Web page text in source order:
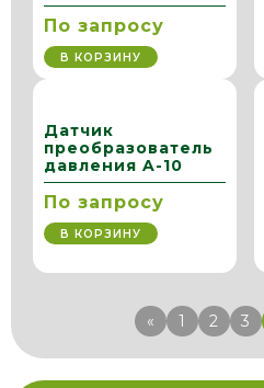
По запросу
В КОРЗИНУ
Датчик
преобразователь
давления A-10
По запросу
В КОРЗИНУ
« 1 2 3